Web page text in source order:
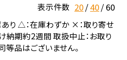
表示件数 20 40 60
り △：在庫わずか ×：取り寄せ
納期約2週間 取扱中止：お取り
等品はございません。